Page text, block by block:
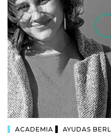
ACADEMIA AYUDAS